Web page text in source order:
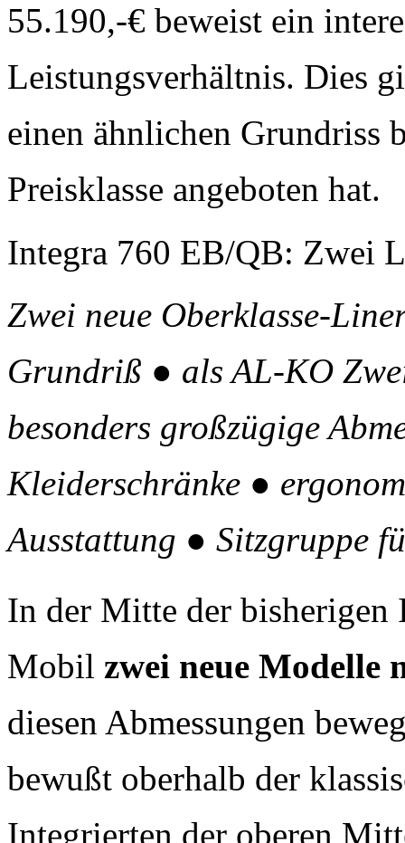
55.190,-€ beweist ein
Leistungsverhältnis. Dies
einen ähnlichen Grundriss
Preisklasse angeboten hat.
Integra 760 EB/QB: Zwei
Zwei neue Oberklasse-
Grundriß ● als AL-KO
besonders großzügige
Kleiderschränke ●
Ausstattung ● Sitzgruppe
In der Mitte der bisherigen
Mobil zwei neue Modelle
diesen Abmessungen
bewußt oberhalb der
Integrierten der oberen